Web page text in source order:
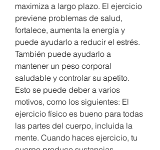
maximiza a largo plazo. El ejercicio
previene problemas de salud,
fortalece, aumenta la energía y
puede ayudarlo a reducir el estrés.
También puede ayudarlo a
mantener un peso corporal
saludable y controlar su apetito.
Esto se puede deber a varios
motivos, como los siguientes: El
ejercicio físico es bueno para todas
las partes del cuerpo, incluida la
mente. Cuando haces ejercicio, tu